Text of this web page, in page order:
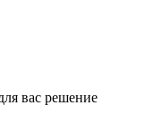
вас решение